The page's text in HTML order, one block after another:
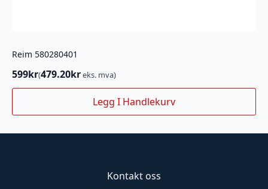
Reim 580280401
599kr(479.20kreks. mva)
Legg I Handlekurv
Kontakt oss